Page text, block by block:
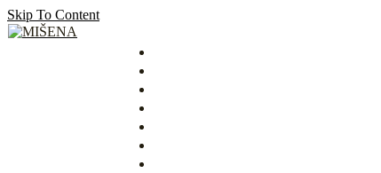
Skip To Content